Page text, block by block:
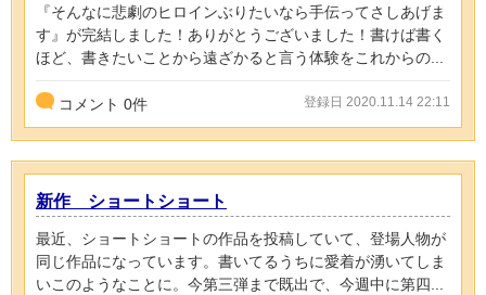
『そんなに悲劇のヒロインぶりたいなら手伝ってさしあげま
す』が完結しました！ありがとうございました！書けば書く
ほど、書きたいことから遠ざかると言う体験をこれからの...
コメント 0件 登録日 2020.11.14 22:11
新作 ショートショート
最近、ショートショートの作品を投稿していて、登場人物が
同じ作品になっています。書いてるうちに愛着が湧いてしま
いこのようなことに。今第三弾まで既出で、今週中に第四...